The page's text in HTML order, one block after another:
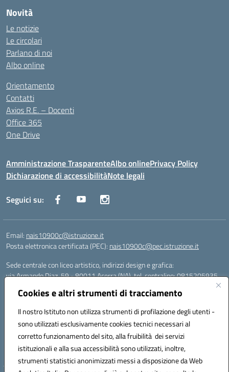
Cookies e altri strumenti di tracciamento
Il nostro Istituto non utilizza strumenti di profilazione degli utenti -
sono utilizzati esclusivamente cookies tecnici necessari al
corretto funzionamento del sito, alla fruibilità dei servizi
istituzionali e alla sua accessibilità sono utilizzati, inoltre,
strumenti statistici anonimizzati messi a disposizione da Web
Novità
Le notizie
Le circolari
Parlano di noi
Albo online
Orientamento
Contatti
Axios R.E. – Docenti
Office 365
One Drive
Amministrazione TrasparenteAlbo onlinePrivacy Policy
Dichiarazione di accessibilitàNote legali
Seguici su:
Email: nais10900c@istruzione.it
Posta elettronica certificata (PEC): nais10900c@pec.istruzione.it
Sede centrale con liceo artistico, indirizzi design e grafica:
via Armando Diaz, 59 - 80011 Acerra (NA), tel. centralino: 0815205935
via T. Campanella, 80011 Acerra (NA), tel/fax: 0818850905
Sede succursale con liceo musicale:
via S. Pellico, 80011 Acerra (NA), tel: 08119660921
Email: nais10900c@istruzione.it | PEC: nais10900c@pec.istruzione.it |
Nome Ufficio PA: Uff_eFatturaPA | Codice Univoco ufficio: UFOYYV |
C.Fisc: 93056740637